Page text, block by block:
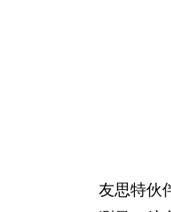
友思特伙